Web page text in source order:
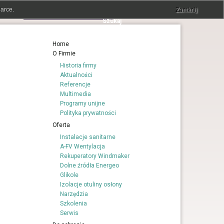
Home
O Firmie
Historia firmy
Aktualności
Referencje
Multimedia
Programy unijne
Polityka prywatności
Oferta
Instalacje sanitarne
A-FV Wentylacja
Rekuperatory Windmaker
Dolne źródła Energeo
Glikole
Izolacje otuliny osłony
Narzędzia
Szkolenia
Serwis
Zamknij